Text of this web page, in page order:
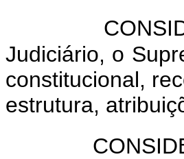
Judiciário, o
constitucional,
estrutura,